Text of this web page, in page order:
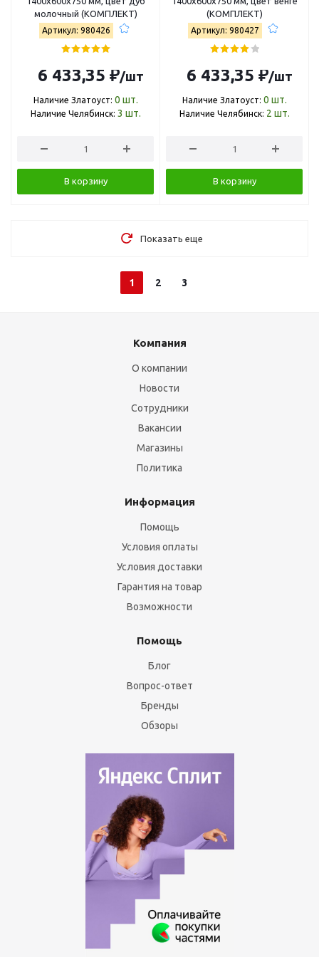
молочный (КОМПЛЕКТ)
Артикул: 980426
6 433,35 ₽/шт
Наличие Златоуст: 0 шт.
Наличие Челябинск: 3 шт.
В корзину
(КОМПЛЕКТ)
Артикул: 980427
6 433,35 ₽/шт
Наличие Златоуст: 0 шт.
Наличие Челябинск: 2 шт.
В корзину
Показать еще
1 2 3
Компания
О компании
Новости
Сотрудники
Вакансии
Магазины
Политика
Информация
Помощь
Условия оплаты
Условия доставки
Гарантия на товар
Возможности
Помощь
Блог
Вопрос-ответ
Бренды
Обзоры